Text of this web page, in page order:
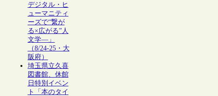
デジタル・ヒ
ューマニティ
ーズで“繋が
る×広がる”人
文学―」
（8/24-25・大
阪府）
埼玉県立久喜
図書館、休館
日特別イベン
ト「本のタイ